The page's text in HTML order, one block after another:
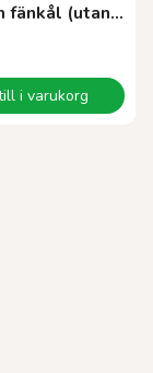
Tandkräm fänkål (utan fluor)
i varukorg